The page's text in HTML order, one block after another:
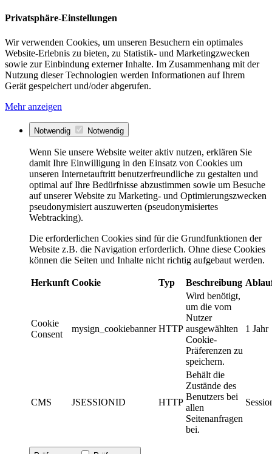
Privatsphäre-Einstellungen
Wir verwenden Cookies, um unseren Besuchern ein optimales
Website-Erlebnis zu bieten, zu Statistik- und Marketingzwecken
sowie zur Einbindung externer Inhalte. Im Zusammenhang mit der
Nutzung dieser Technologien werden Informationen auf Ihrem
Gerät gespeichert und/oder abgerufen.
Mehr anzeigen
Notwendig Notwendig
Wenn Sie unsere Website weiter aktiv nutzen, erklären Sie
damit Ihre Einwilligung in den Einsatz von Cookies um
unseren Internetauftritt benutzerfreundliche zu gestalten und
optimal auf Ihre Bedürfnisse abzustimmen sowie um Besuche
auf unserer Website zu Marketing- und Optimierungszwecken
pseudonymisiert auszuwerten (pseudonymisiertes
Webtracking).
Die erforderlichen Cookies sind für die Grundfunktionen der
Website z.B. die Navigation erforderlich. Ohne diese Cookies
können die Seiten und Inhalte nicht richtig aufgebaut werden.
Herkunft Cookie Typ Beschreibung
Cookie
Consent
mysign_cookiebanner HTTP
Wird benötigt,
um die vom
Nutzer
ausgewählten
Cookie-
Präferenzen zu
speichern.
1 Jahr
CMS JSESSIONID HTTP
Behält die
Zustände des
Benutzers bei
allen
Seitenanfragen
bei.